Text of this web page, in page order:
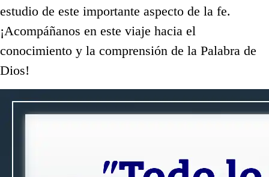
estudio de este importante aspecto de la fe.
¡Acompáñanos en este viaje hacia el
conocimiento y la comprensión de la Palabra de
Dios!